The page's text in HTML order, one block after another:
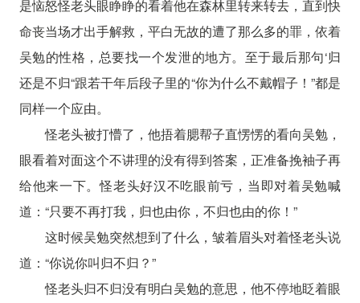
是恼怒怪老头眼睁睁的看着他在森林里转来转去，直到快
命丧当场才出手解救，平白无故的遭了那么多的罪，依着
吴勉的性格，总要找一个发泄的地方。至于最后那句‘归
还是不归“跟若干年后段子里的“你为什么不戴帽子！”都是
同样一个应由。
怪老头被打懵了，他捂着腮帮子直愣愣的看向吴勉，
眼看着对面这个不讲理的没有得到答案，正准备挽袖子再
给他来一下。怪老头好汉不吃眼前亏，当即对着吴勉喊
道：“只要不再打我，归也由你，不归也由的你！”
这时候吴勉突然想到了什么，皱着眉头对着怪老头说
道：“你说你叫归不归？”
怪老头归不归没有明白吴勉的意思，他不停地眨着眼